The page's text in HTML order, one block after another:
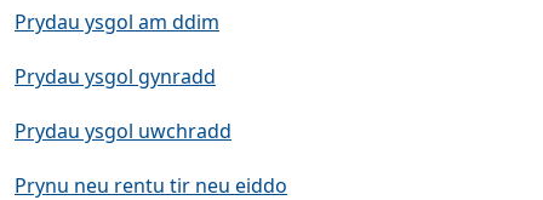
Prydau ysgol am ddim
Prydau ysgol gynradd
Prydau ysgol uwchradd
Prynu neu rentu tir neu eiddo